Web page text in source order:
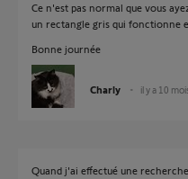
Ce n'est pas normal que vous
un rectangle gris qui fonctionne
Bonne journée
Charly il y a 10
Quand j'ai effectué une